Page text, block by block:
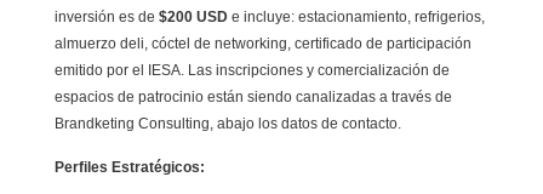
inversión es de $200 USDe incluye: estacionamiento, refrigerios,
almuerzo deli, cóctel de networking, certificado de participación
emitido por el IESA. Las inscripciones y comercialización de
espacios de patrocinio están siendo canalizadas a través de
Brandketing Consulting, abajo los datos de contacto.
Perfiles Estratégicos: